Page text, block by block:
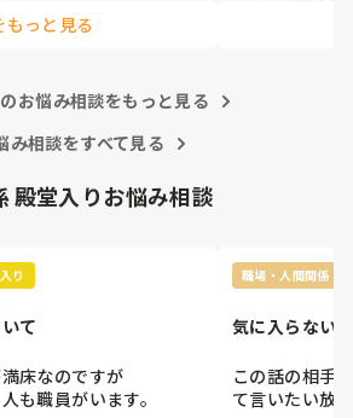
もっと見る
お悩み相談をもっと見る
み相談をすべて見る
殿堂入りお悩み相談
り
て
床なのですが
も職員がいます。
職場・人間関係
気に入らない
この話の相手
て言いたい放